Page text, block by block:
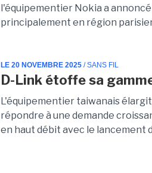
l'équipementier Nokia a
principalement en région
LE 20 NOVEMBRE 2025 / SANS FIL
D-Link étoffe sa
L'équipementier taiwanais
répondre à une demande
en haut débit avec le lancement